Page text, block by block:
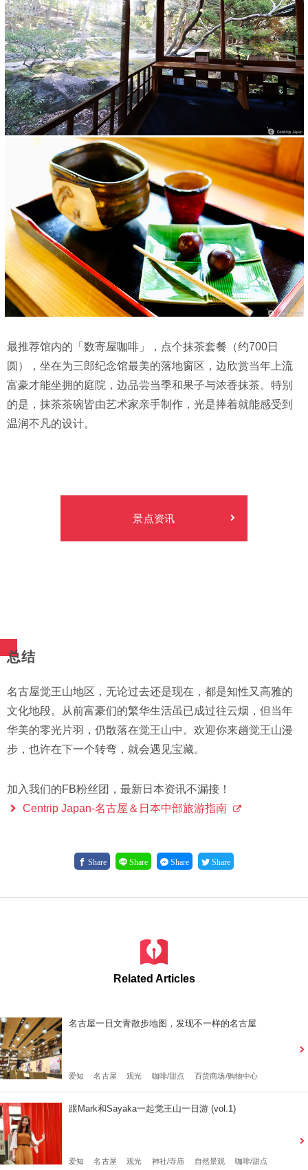
最推荐馆内的「数寄屋咖啡」，点个抹茶套餐（约700日
圆），坐在为三郎纪念馆最美的落地窗区，边欣赏当年上流
富豪才能坐拥的庭院，边品尝当季和果子与浓香抹茶。特别
的是，抹茶茶碗皆由艺术家亲手制作，光是捧着就能感受到
温润不凡的设计。
景点资讯
总结
名古屋觉王山地区，无论过去还是现在，都是知性又高雅的
文化地段。从前富豪们的繁华生活虽已成过往云烟，但当年
华美的零光片羽，仍散落在觉王山中。欢迎你来趟觉王山漫
步，也许在下一个转弯，就会遇见宝藏。
加入我们的FB粉丝团，最新日本资讯不漏接！
Centrip Japan-名古屋＆日本中部旅游指南
Share Share Share Share
Related Articles
名古屋一日文青散步地图，发现不一样的名古屋
爱知 名古屋 观光 咖啡/甜点 百货商场/购物中心
跟Mark和Sayaka一起觉王山一日游 (vol.1)
爱知 名古屋 观光 神社/寺庙 自然景观
咖啡/甜点